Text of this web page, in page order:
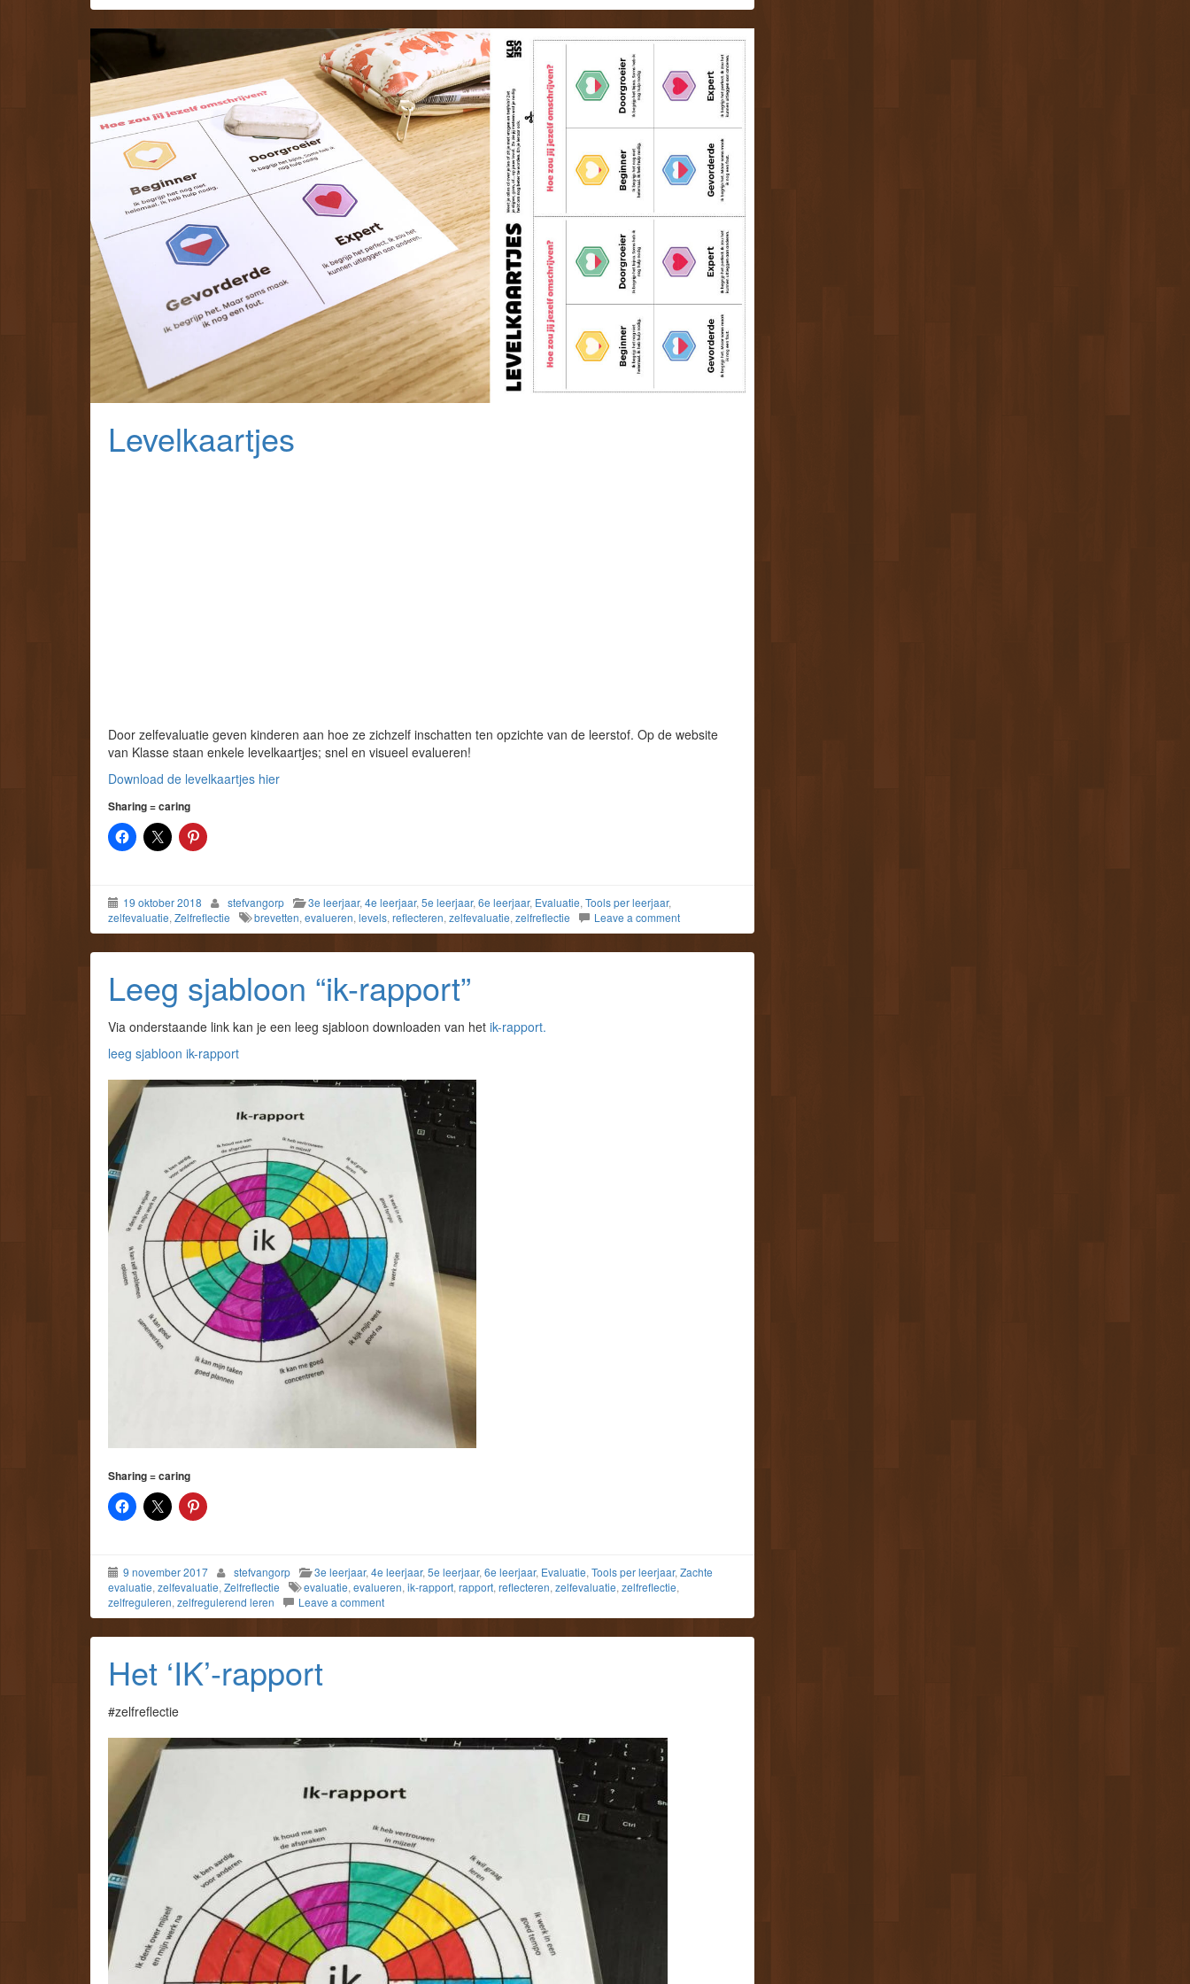
Levelkaartjes
Door zelfevaluatie geven kinderen aan hoe ze zichzelf inschatten ten opzichte van de leerstof. Op de website
van Klasse staan enkele levelkaartjes; snel en visueel evalueren!
Download de levelkaartjes hier
Sharing = caring
19 oktober 2018 stefvangorp 3e leerjaar, 4e leerjaar, 5e leerjaar, 6e leerjaar, Evaluatie, Tools per leerjaar,
zelfevaluatie, Zelfreflectie brevetten, evalueren, levels, reflecteren, zelfevaluatie, zelfreflectie Leave a comment
Leeg sjabloon “ik-rapport”
Via onderstaande link kan je een leeg sjabloon downloaden van het ik-rapport.
leeg sjabloon ik-rapport
Sharing = caring
9 november 2017 stefvangorp 3e leerjaar, 4e leerjaar, 5e leerjaar, 6e leerjaar, Evaluatie, Tools per leerjaar, Zachte
evaluatie, zelfevaluatie, Zelfreflectie evaluatie, evalueren, ik-rapport, rapport, reflecteren, zelfevaluatie, zelfreflectie,
zelfreguleren, zelfregulerend leren Leave a comment
Het ‘IK’-rapport
#zelfreflectie